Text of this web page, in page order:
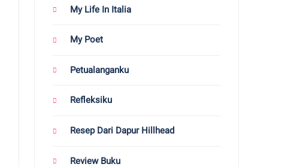
My Life In Italia
My Poet
Petualanganku
Refleksiku
Resep Dari Dapur Hillhead
Review Buku